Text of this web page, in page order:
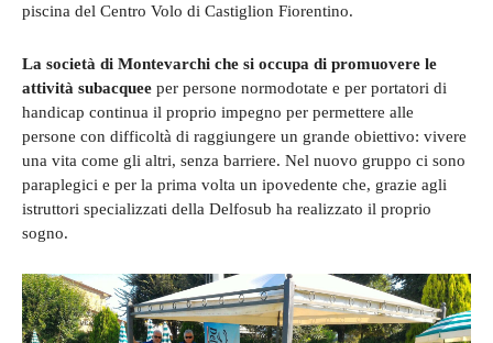
piscina del Centro Volo di Castiglion Fiorentino.
La società di Montevarchi che si occupa di promuovere le
attività subacquee per persone normodotate e per portatori di
handicap continua il proprio impegno per permettere alle
persone con difficoltà di raggiungere un grande obiettivo: vivere
una vita come gli altri, senza barriere. Nel nuovo gruppo ci sono
paraplegici e per la prima volta un ipovedente che, grazie agli
istruttori specializzati della Delfosub ha realizzato il proprio
sogno.